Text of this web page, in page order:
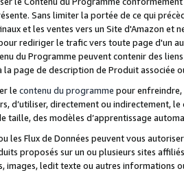
Sans limiter la portée de ce qui
et les ventes vers un Site d'Amazon et
rediriger le trafic vers toute page d'un
du Programme peuvent contenir des
la page de description de Produit associée
le contenu du programme pour
d’utiliser, directement ou indirectement,
taille, des modèles d’apprentissage
ou les Flux de Données peuvent vous
proposés sur un ou plusieurs sites
images, ledit texte ou autres informations